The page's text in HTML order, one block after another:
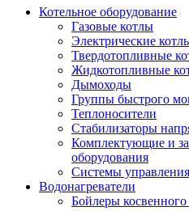
Котельное оборудование
Газовые котлы
Электрические
Твердотопливные
Жидкотопливные
Дымоходы
Группы быстрого
Теплоносители
Стабилизаторы
Комплектующие и
оборудования
Системы
Водонагреватели
Бойлеры косвенного